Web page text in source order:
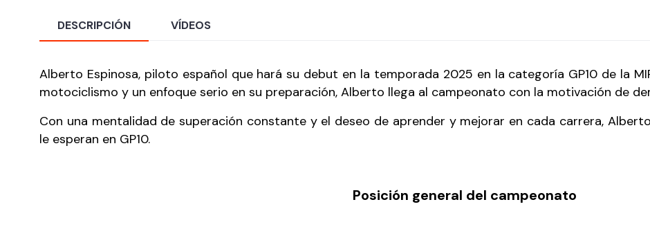
DESCRIPCIÓN VÍDEOS
Alberto Espinosa, piloto español que hará su debut en la temporada 2025 en la categoría GP10 de la
motociclismo y un enfoque serio en su preparación, Alberto llega al campeonato con la motivación de
Con una mentalidad de superación constante y el deseo de aprender y mejorar en cada carrera,
le esperan en GP10.
Posición general del campeonato